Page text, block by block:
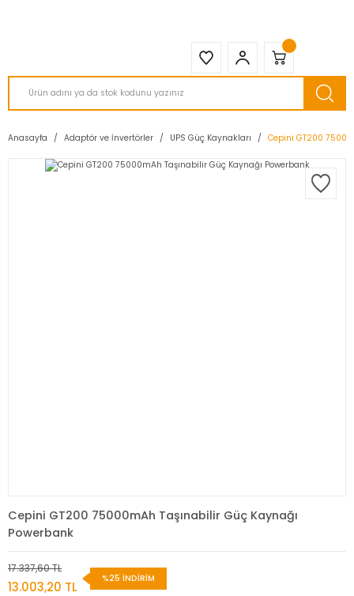
Anasayfa Adaptör ve İnvertörler UPS Güç Kaynakları Cepini GT200
Cepini GT200 75000mAh Taşınabilir Güç Kaynağı
Powerbank
17.337,60 TL
13.003,20 TL
%25 İNDİRİM